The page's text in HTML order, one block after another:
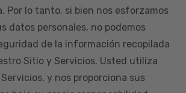
Por lo tanto, si bien nos esforzamos
datos personales, no podemos
de la información recopilada
Sitio y Servicios. Usted utiliza
y nos proporciona sus